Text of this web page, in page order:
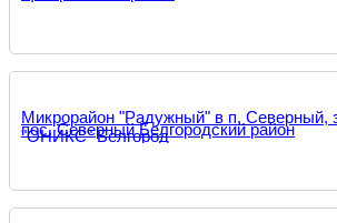
Микрорайон "Радужный" в п.
"ОНИКС" Белгород
пос. Северный Белгородский район